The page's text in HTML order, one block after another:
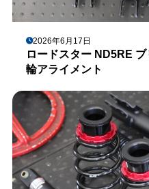
2026年6月17日
ロードスター ND5RE
輪アライメント